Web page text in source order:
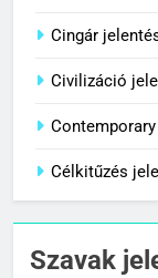
8
1
Cingár
Civilizáció
Célkitűzés
Szavak